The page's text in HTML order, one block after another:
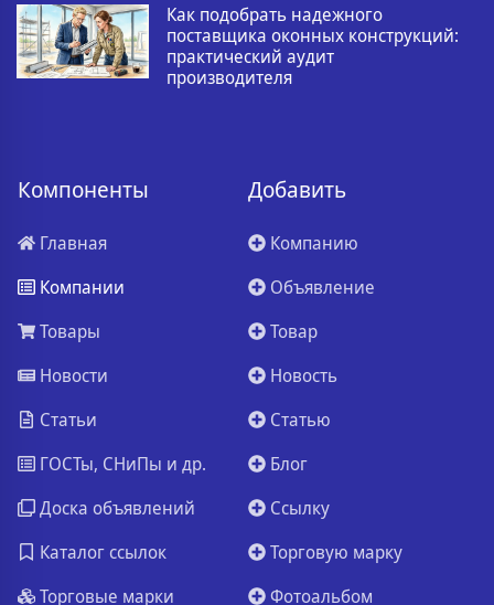
Как подобрать надежного
поставщика оконных конструкций:
практический аудит
производителя
Компоненты
Главная
Компании
Товары
Новости
Статьи
ГОСТы, СНиПы и др.
Доска объявлений
Каталог ссылок
Торговые марки
Добавить
Компанию
Объявление
Товар
Новость
Статью
Блог
Ссылку
Торговую марку
Фотоальбом